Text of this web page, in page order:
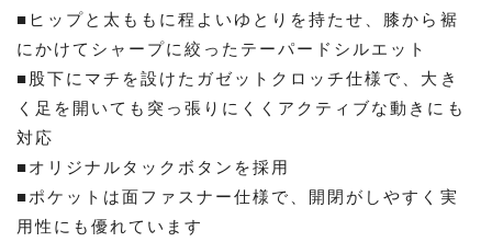
■ヒップと太ももに程よいゆとりを持たせ、膝から裾
にかけてシャープに絞ったテーパードシルエット
■股下にマチを設けたガゼットクロッチ仕様で、大き
く足を開いても突っ張りにくくアクティブな動きにも
対応
■オリジナルタックボタンを採用
■ポケットは面ファスナー仕様で、開閉がしやすく実
用性にも優れています